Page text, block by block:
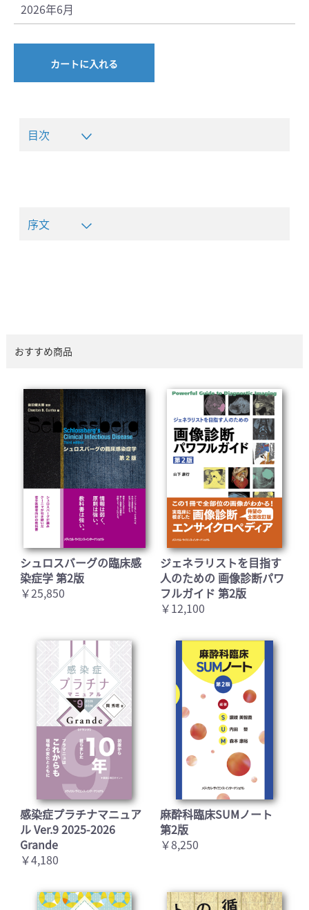
2026年6月
カートに入れる
目次
序文
おすすめ商品
シュロスバーグの臨床感
染症学 第2版
￥25,850
ジェネラリストを目指す
人のための 画像診断パワ
フルガイド 第2版
￥12,100
感染症プラチナマニュア
ル Ver.9 2025-2026
Grande
￥4,180
麻酔科臨床SUMノート
第2版
￥8,250